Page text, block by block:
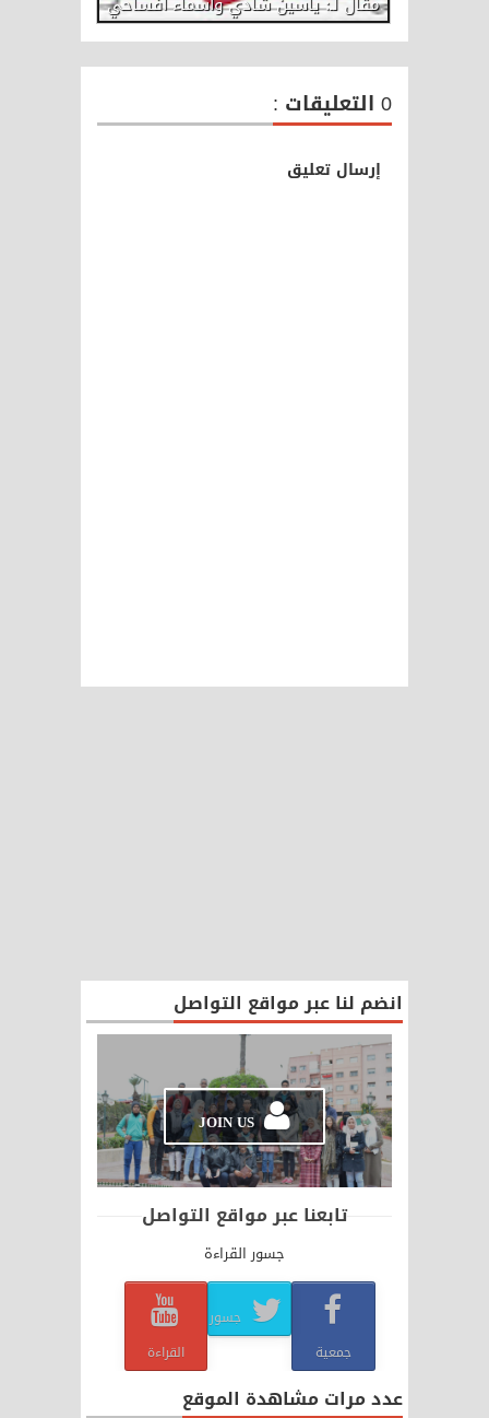
0 التعليقات :
إرسال تعليق
انضم لنا عبر مواقع التواصل
JOIN US
تابعنا عبر مواقع التواصل
جسور القراءة
جمعية
جسور
القراءة
عدد مرات مشاهدة الموقع